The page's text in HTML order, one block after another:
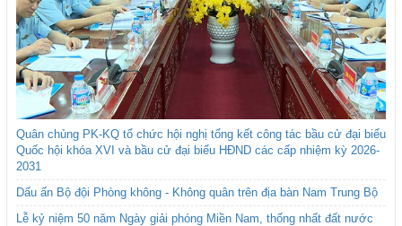
Quân chủng PK-KQ tổ chức hội nghị tổng kết công tác bầu cử đại biểu
Quốc hội khóa XVI và bầu cử đại biểu HĐND các cấp nhiệm kỳ 2026-
2031
Dấu ấn Bộ đội Phòng không - Không quân trên địa bàn Nam Trung Bộ
Lễ kỷ niệm 50 năm Ngày giải phóng Miền Nam, thống nhất đất nước